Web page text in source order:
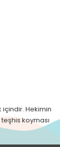
Hekimin
koyması